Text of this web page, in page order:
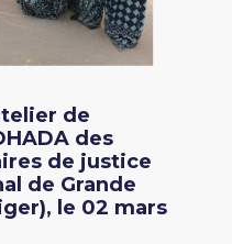
de
des
de justice
de Grande
le 02 mars